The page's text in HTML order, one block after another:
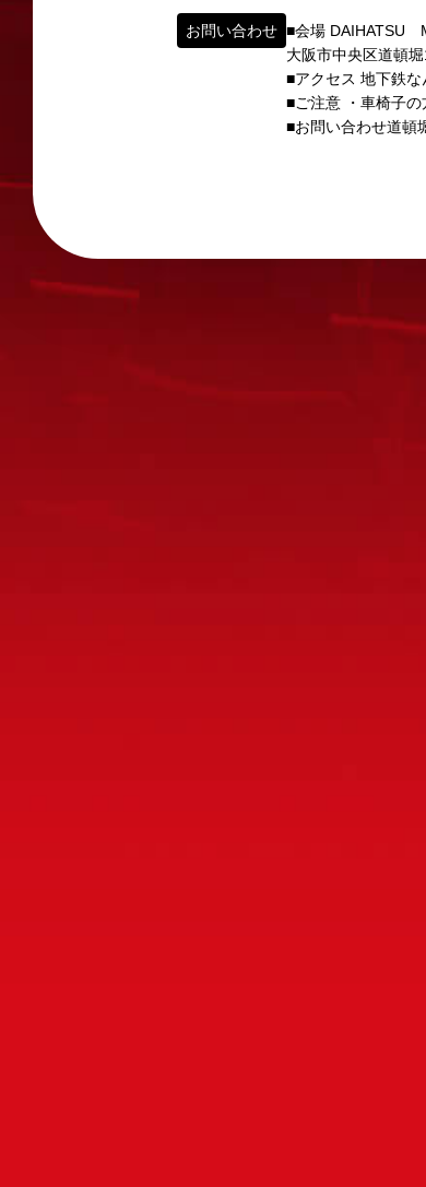
お問い合わせ ■会場 DAIHATSU
大阪市中央区道頓
■アクセス 地下鉄
■ご注意 ・車椅子の
■お問い合わせ道
2008年の角座ビル(大阪市中央区)
この由緒ある名称を、日本のエン
この劇場から、日本を代表するエ
2011年5月14日 新宿角座 開業
タレントへのファンメール
fanmail@shochikugeino.jp
ホームページに関するご意見